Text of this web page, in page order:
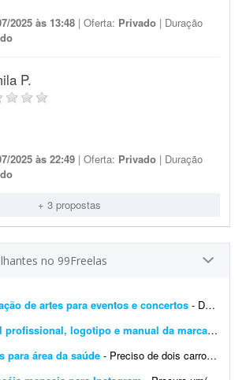
2025 às 13:48 | Oferta: Privado | Duração
P.
2025 às 22:49 | Oferta: Privado | Duração
+ 3 propostas
no 99Freelas
de artes para eventos e concertos - Dar visibilidade por meio de publicidade, marketing, imagens 4D, propagandas, digitações, criação de logotipos e artes em geral. O objetivo é inovar na forma com...
Identidade visual profissional, logotipo e manual da marca
- Crio
para área da saúde - Preciso de dois carrosséis de 7 páginas simples cada, para a área da saúde, usando paletas de cores pré-estabelecidas. Os layouts devem ser limpos, com tipografia...